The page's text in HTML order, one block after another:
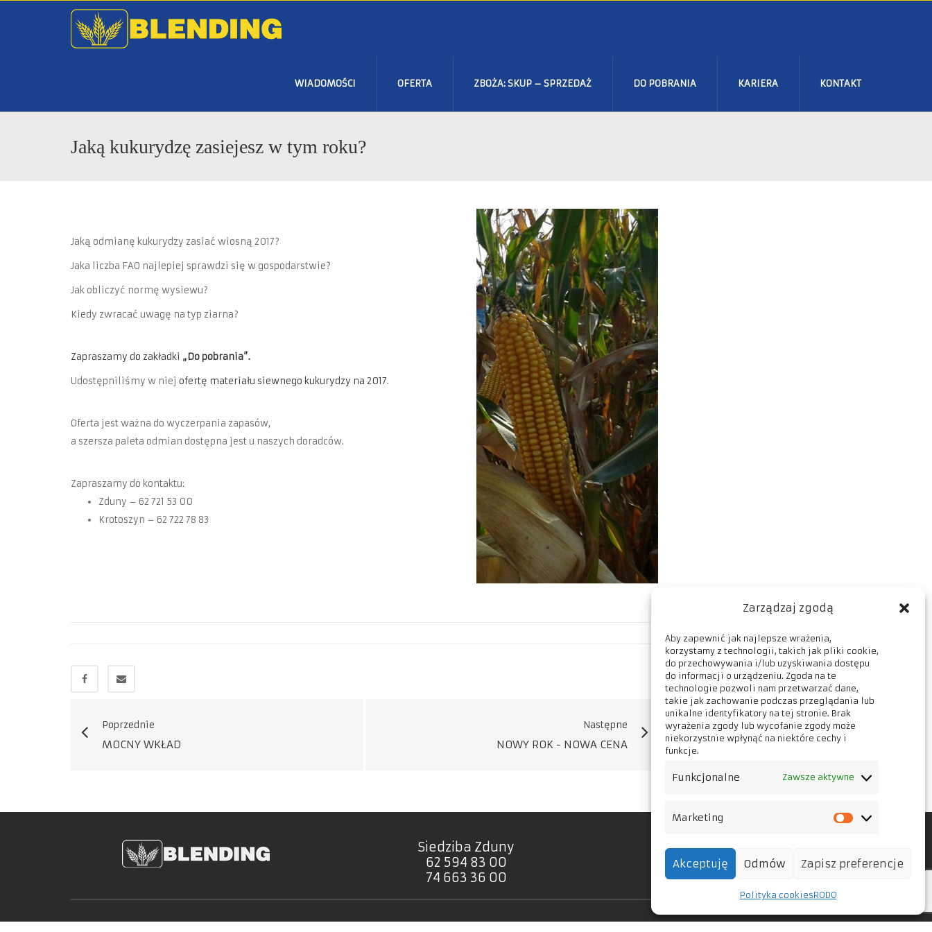
Zarządzaj zgodą
Aby zapewnić jak najlepsze wrażenia,
korzystamy z technologii, takich jak pliki cookie,
do przechowywania i/lub uzyskiwania dostępu
do informacji o urządzeniu. Zgoda na te
technologie pozwoli nam przetwarzać dane,
takie jak zachowanie podczas przeglądania lub
unikalne identyfikatory na tej stronie. Brak
wyrażenia zgody lub wycofanie zgody może
niekorzystnie wpłynąć na niektóre cechy i
funkcje.
Funkcjonalne Zawsze aktywne
Marketing
Marketing
Akceptuję Odmów Zapisz preferencje
Polityka cookiesRODO
WIADOMOŚCI OFERTA ZBOŻA: SKUP – SPRZEDAŻ DO POBRANIA KARIERA KONTAKT
Jaką kukurydzę zasiejesz w tym roku?
Jaką odmianę kukurydzy zasiać wiosną 2017?
Jaka liczba FAO najlepiej sprawdzi się w gospodarstwie?
Jak obliczyć normę wysiewu?
Kiedy zwracać uwagę na typ ziarna?
Zapraszamy do zakładki „Do pobrania”.
Udostępniliśmy w niej ofertę materiału siewnego kukurydzy na 2017.
Oferta jest ważna do wyczerpania zapasów,
a szersza paleta odmian dostępna jest u naszych doradców.
Zapraszamy do kontaktu:
Zduny – 62 721 53 00
Krotoszyn – 62 722 78 83
Poprzednie
MOCNY WKŁAD
Następne
NOWY ROK - NOWA CENA
Siedziba Zduny
62 594 83 00
74 663 36 00
Filia Krotoszyn
62 594 83 50
74 663 36 50